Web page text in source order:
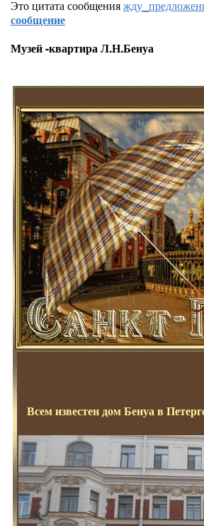
Это цитата сообщения
сообщение
Музей -квартира Л.Н.Бенуа
Всем известен дом Бенуа в